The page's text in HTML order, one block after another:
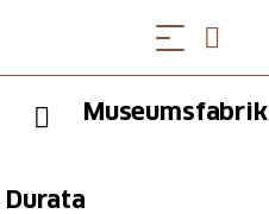
Museumsfabrik
Durata